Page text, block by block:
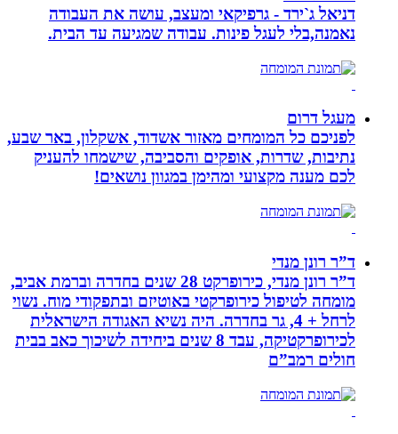
דניאל ג`ירד - גרפיקאי ומעצב, עושה את העבודה
נאמנה,בלי לעגל פינות. עבודה שמגיעה עד הבית.
מעגל דרום
לפניכם כל המומחים מאזור אשדוד, אשקלון, באר שבע,
נתיבות, שדרות, אופקים והסביבה, שישמחו להעניק
לכם מענה מקצועי ומהימן במגוון נושאים!
ד”ר רונן מנדי
ד”ר רונן מנדי, כירופרקט 28 שנים בחדרה וברמת אביב,
מומחה לטיפול כירופרקטי באוטיזם ובתפקודי מוח. נשוי
לרחל + 4, גר בחדרה. היה נשיא האגודה הישראלית
לכירופרקטיקה, עבד 8 שנים ביחידה לשיכוך כאב בבית
חולים רמב”ם